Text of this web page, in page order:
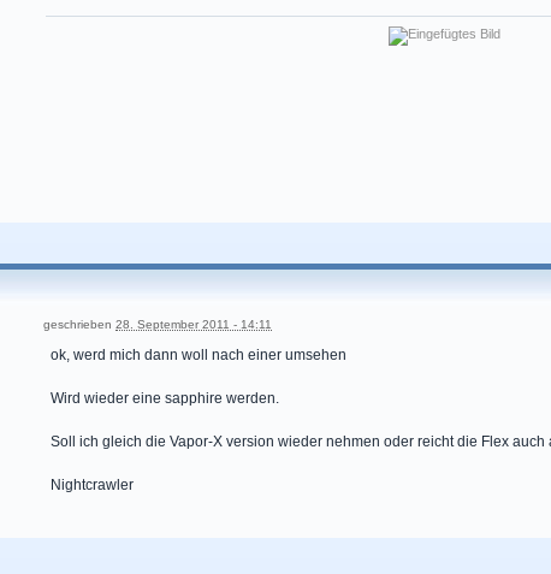
geschrieben 28. September 2011 - 14:11
ok, werd mich dann woll nach einer umsehen
Wird wieder eine sapphire werden.
Soll ich gleich die Vapor-X version wieder nehmen oder reicht die Flex auch
Nightcrawler